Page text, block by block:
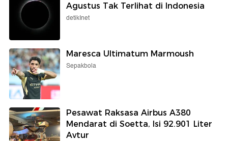
Agustus Tak Terlihat di Indonesia
detikInet
Maresca Ultimatum Marmoush
Sepakbola
Pesawat Raksasa Airbus A380
Mendarat di Soetta, Isi 92.901 Liter
Avtur